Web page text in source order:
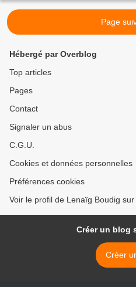
Page
Hébergé par Overblog
Top articles
Pages
Contact
Signaler un abus
C.G.U.
Cookies et données personnelles
Préférences cookies
Voir le profil de Lenaïg Boudig
Créer un blog
Créer